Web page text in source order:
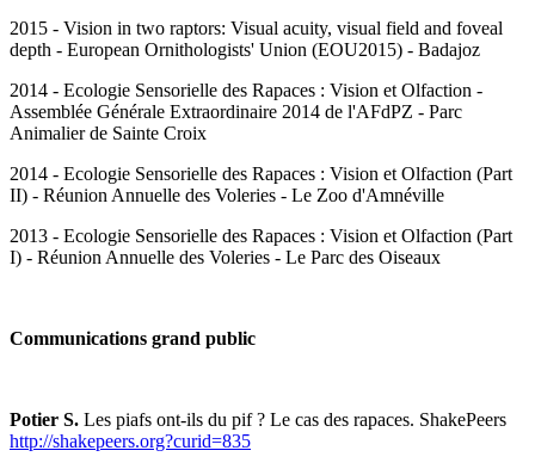
2015 - Vision in two raptors: Visual acuity, visual field and foveal
depth - European Ornithologists' Union (EOU2015) - Badajoz
2014 - Ecologie Sensorielle des Rapaces : Vision et Olfaction -
Assemblée Générale Extraordinaire 2014 de l'AFdPZ - Parc
Animalier de Sainte Croix
2014 - Ecologie Sensorielle des Rapaces : Vision et Olfaction (Part
II) - Réunion Annuelle des Voleries - Le Zoo d'Amnéville
2013 - Ecologie Sensorielle des Rapaces : Vision et Olfaction (Part
I) - Réunion Annuelle des Voleries - Le Parc des Oiseaux
Communications grand public
Potier S. Les piafs ont-ils du pif ? Le cas des rapaces. ShakePeers
http://shakepeers.org?curid=835